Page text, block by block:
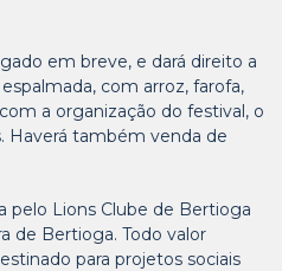
em breve, e dará direito a
com arroz, farofa,
a organização do festival, o
Haverá também venda de
pelo Lions Clube de Bertioga
de Bertioga. Todo valor
para projetos sociais